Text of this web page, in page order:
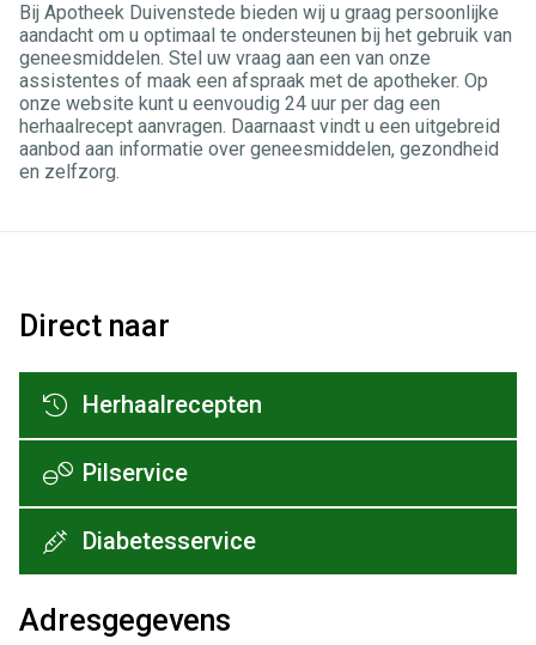
Bij Apotheek Duivenstede bieden wij u graag persoonlijke
aandacht om u optimaal te ondersteunen bij het gebruik van
geneesmiddelen. Stel uw vraag aan een van onze
assistentes of maak een afspraak met de apotheker. Op
onze website kunt u eenvoudig 24 uur per dag een
herhaalrecept aanvragen. Daarnaast vindt u een uitgebreid
aanbod aan informatie over geneesmiddelen, gezondheid
en zelfzorg.
Direct naar
Herhaalrecepten
Pilservice
Diabetesservice
Adresgegevens